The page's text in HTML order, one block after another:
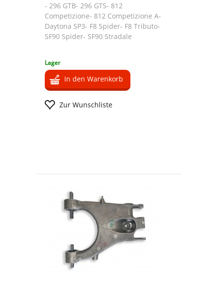
- 296 GTB- 296 GTS- 812
Competizione- 812 Competizione A-
Daytona SP3- F8 Spider- F8 Tributo-
SF90 Spider- SF90 Stradale
Lager
In den Warenkorb
Zur Wunschliste